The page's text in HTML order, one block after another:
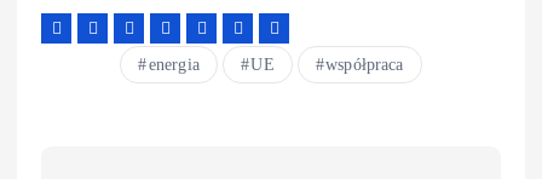
energia UE współpraca